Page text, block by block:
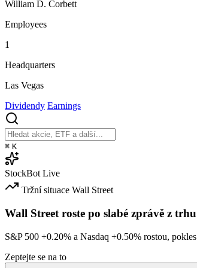
William D. Corbett
Employees
1
Headquarters
Las Vegas
Dividendy Earnings
⌘ K
StockBot Live
Tržní situace Wall Street
Wall Street roste po slabé zprávě z
S&P 500 +0.20% a Nasdaq +0.50% rostou,
Zeptejte se na to